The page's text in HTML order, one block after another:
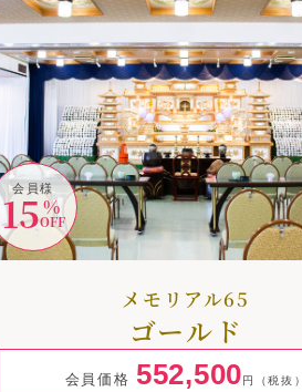
会員様
15%
OFF
メモリアル65
ゴールド
会員価格 552,500円（税抜）